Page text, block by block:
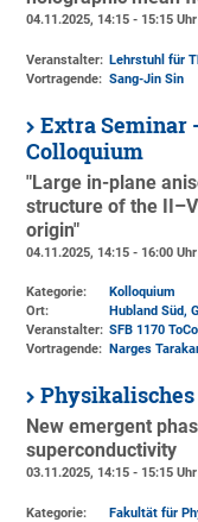
04.11.2025, 14:15 - 15:15 Uhr
Veranstalter: Lehrstuhl für
Vortragende: Sang-Jin Sin
Extra Seminar
Colloquium
"Large in-plane
structure of the
origin"
04.11.2025, 14:15 - 16:00 Uhr
Kategorie:
Kolloquium
Ort:
Hubland Süd,
Veranstalter: SFB 1170
Vortragende:
Narges
New emergent
superconductivity
03.11.2025, 14:15 - 15:15 Uhr
Kategorie:
Fakultät für